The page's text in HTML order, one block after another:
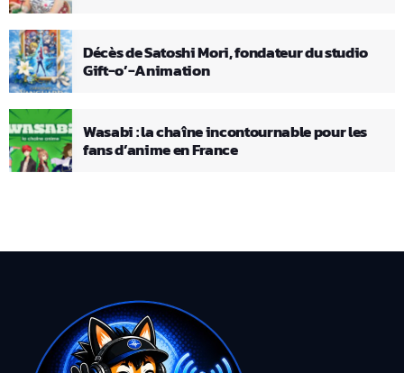
Décès de Satoshi Mori, fondateur du studio
Gift-o’-Animation
Wasabi : la chaîne incontournable pour les
fans d’anime en France